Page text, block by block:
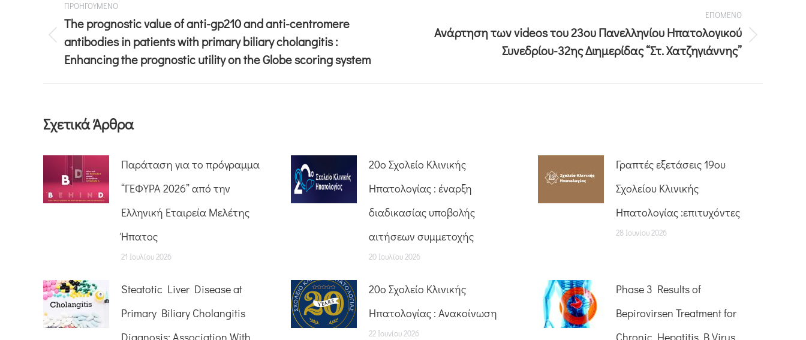
ΠΡΟΗΓΟΥΜΕΝΟ
The prognostic value of anti-gp210 and anti-centromere
antibodies in patients with primary biliary cholangitis :
Enhancing the prognostic utility on the Globe scoring system
ΕΠΟΜΕΝΟ
Ανάρτηση των videos του 23ου Πανελληνίου Ηπατολογικού
Συνεδρίου-32ης Διημερίδας “Στ. Χατζηγιάννης”
Σχετικά Άρθρα
Παράταση για το πρόγραμμα
“ΓΕΦΥΡΑ 2026” από την
Ελληνική Εταιρεία Μελέτης
Ήπατος
21 Ιουλίου 2026
20o Σχολείο Κλινικής
Ηπατολογίας : έναρξη
διαδικασίας υποβολής
αιτήσεων συμμετοχής
20 Ιουλίου 2026
Γραπτές εξετάσεις 19ου
Σχολείου Κλινικής
Ηπατολογίας :επιτυχόντες
28 Ιουνίου 2026
Steatotic Liver Disease at
Primary Biliary Cholangitis
Diagnosis: Association With
20o Σχολείο Κλινικής
Ηπατολογίας : Ανακοίνωση
22 Ιουνίου 2026
Phase 3 Results of
Bepirovirsen Treatment for
Chronic Hepatitis B Virus